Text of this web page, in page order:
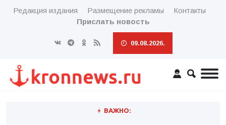
Редакция издания Размещение рекламы
Контакты
Прислать новость
09.08.2026.
ВАЖНО: